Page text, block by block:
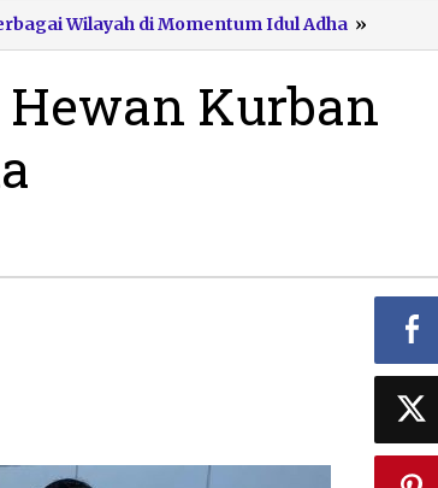
Wilayah di Momentum Idul Adha »
Kurban
BRI
Kurban